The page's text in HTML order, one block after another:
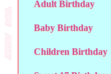
Adult Birthday
Baby Birthday
Children Birthday